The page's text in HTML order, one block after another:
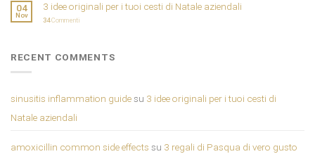
04
Nov
3 idee originali per i tuoi cesti di Natale aziendali
34Commenti
RECENT COMMENTS
sinusitis inflammation guidesu 3 idee originali per i tuoi cesti di
Natale aziendali
amoxicillin common side effects su 3 regali di Pasqua di vero gusto